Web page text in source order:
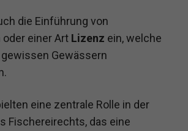
die Einführung von
oder einer Art Lizenz ein, welche
Gewässern
eine zentrale Rolle in der
Fischereirechts, das eine